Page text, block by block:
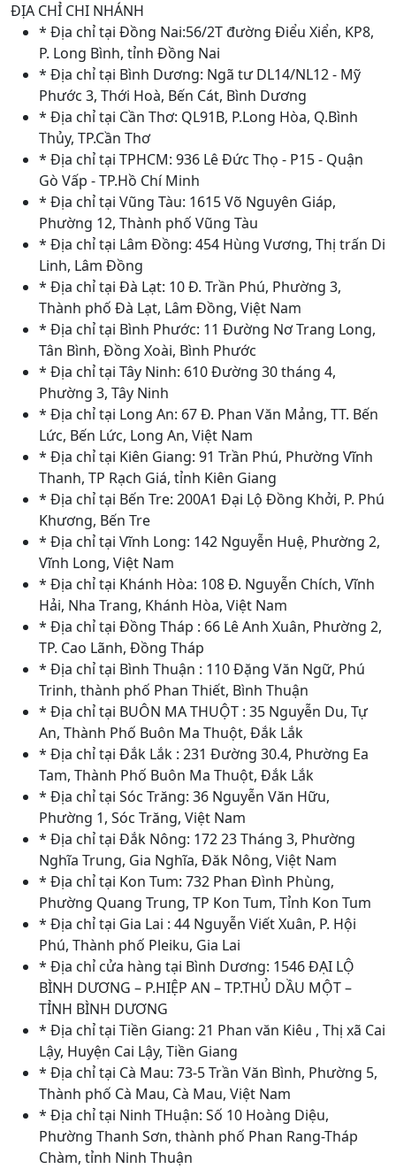
ĐỊA CHỈ CHI NHÁNH
* Địa chỉ tại Đồng Nai:56/2T đường Điểu Xiển, KP8,
P. Long Bình, tỉnh Đồng Nai
* Địa chỉ tại Bình Dương: Ngã tư DL14/NL12 - Mỹ
Phước 3, Thới Hoà, Bến Cát, Bình Dương
* Địa chỉ tại Cần Thơ: QL91B, P.Long Hòa, Q.Bình
Thủy, TP.Cần Thơ
* Địa chỉ tại TPHCM: 936 Lê Đức Thọ - P15 - Quận
Gò Vấp - TP.Hồ Chí Minh
* Địa chỉ tại Vũng Tàu: 1615 Võ Nguyên Giáp,
Phường 12, Thành phố Vũng Tàu
* Địa chỉ tại Lâm Đồng: 454 Hùng Vương, Thị trấn Di
Linh, Lâm Đồng
* Địa chỉ tại Đà Lạt: 10 Đ. Trần Phú, Phường 3,
Thành phố Đà Lạt, Lâm Đồng, Việt Nam
* Địa chỉ tại Bình Phước: 11 Đường Nơ Trang Long,
Tân Bình, Đồng Xoài, Bình Phước
* Địa chỉ tại Tây Ninh: 610 Đường 30 tháng 4,
Phường 3, Tây Ninh
* Địa chỉ tại Long An: 67 Đ. Phan Văn Mảng, TT. Bến
Lức, Bến Lức, Long An, Việt Nam
* Địa chỉ tại Kiên Giang: 91 Trần Phú, Phường Vĩnh
Thanh, TP Rạch Giá, tỉnh Kiên Giang
* Địa chỉ tại Bến Tre: 200A1 Đại Lộ Đồng Khởi, P. Phú
Khương, Bến Tre
* Địa chỉ tại Vĩnh Long: 142 Nguyễn Huệ, Phường 2,
Vĩnh Long, Việt Nam
* Địa chỉ tại Khánh Hòa: 108 Đ. Nguyễn Chích, Vĩnh
Hải, Nha Trang, Khánh Hòa, Việt Nam
* Địa chỉ tại Đồng Tháp : 66 Lê Anh Xuân, Phường 2,
TP. Cao Lãnh, Đồng Tháp
* Địa chỉ tại Bình Thuận : 110 Đặng Văn Ngữ, Phú
Trinh, thành phố Phan Thiết, Bình Thuận
* Địa chỉ tại BUÔN MA THUỘT : 35 Nguyễn Du, Tự
An, Thành Phố Buôn Ma Thuột, Đắk Lắk
* Địa chỉ tại Đắk Lắk : 231 Đường 30.4, Phường Ea
Tam, Thành Phố Buôn Ma Thuột, Đắk Lắk
* Địa chỉ tại Sóc Trăng: 36 Nguyễn Văn Hữu,
Phường 1, Sóc Trăng, Việt Nam
* Địa chỉ tại Đắk Nông: 172 23 Tháng 3, Phường
Nghĩa Trung, Gia Nghĩa, Đăk Nông, Việt Nam
* Địa chỉ tại Kon Tum: 732 Phan Đình Phùng,
Phường Quang Trung, TP Kon Tum, Tỉnh Kon Tum
* Địa chỉ tại Gia Lai : 44 Nguyễn Viết Xuân, P. Hội
Phú, Thành phố Pleiku, Gia Lai
* Địa chỉ cửa hàng tại Bình Dương: 1546 ĐẠI LỘ
BÌNH DƯƠNG – P.HIỆP AN – TP.THỦ DẦU MỘT –
TỈNH BÌNH DƯƠNG
* Địa chỉ tại Tiền Giang: 21 Phan văn Kiêu , Thị xã Cai
Lậy, Huyện Cai Lậy, Tiền Giang
* Địa chỉ tại Cà Mau: 73-5 Trần Văn Bình, Phường 5,
Thành phố Cà Mau, Cà Mau, Việt Nam
* Địa chỉ tại Ninh THuận: Số 10 Hoàng Diệu,
Phường Thanh Sơn, thành phố Phan Rang-Tháp
Chàm, tỉnh Ninh Thuận